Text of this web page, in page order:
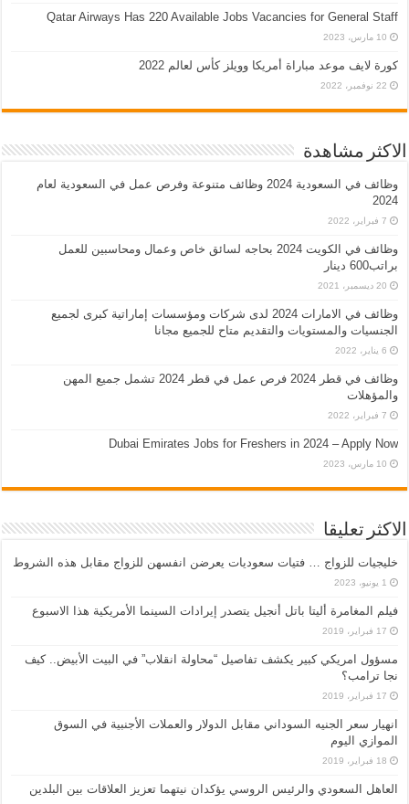
Qatar Airways Has 220 Available Jobs Vacancies for General Staff
10 مارس، 2023
كورة لايف موعد مباراة أمريكا وويلز كأس لعالم 2022
22 نوفمبر، 2022
الاكثر مشاهدة
وظائف في السعودية 2024 وظائف متنوعة وفرص عمل في السعودية لعام
2024
7 فبراير، 2022
وظائف في الكويت 2024 بحاجه لسائق خاص وعمال ومحاسبين للعمل
براتب600 دينار
20 ديسمبر، 2021
وظائف في الامارات 2024 لدى شركات ومؤسسات إماراتية كبرى لجميع
الجنسيات والمستويات والتقديم متاح للجميع مجانا
6 يناير، 2022
وظائف في قطر 2024 فرص عمل في قطر 2024 تشمل جميع المهن
والمؤهلات
7 فبراير، 2022
Dubai Emirates Jobs for Freshers in 2024 – Apply Now
10 مارس، 2023
الاكثر تعليقا
خليجيات للزواج … فتيات سعوديات يعرضن انفسهن للزواج مقابل هذه الشروط
1 يونيو، 2023
فيلم المغامرة أليتا‭ ‬باتل أنجيل يتصدر إيرادات السينما الأمريكية هذا الاسبوع
17 فبراير، 2019
مسؤول امريكي كبير يكشف تفاصيل “محاولة انقلاب” في البيت الأبيض.. كيف
نجا ترامب؟
17 فبراير، 2019
انهيار سعر الجنيه السوداني مقابل الدولار والعملات الأجنبية في السوق
الموازي اليوم
18 فبراير، 2019
العاهل السعودي والرئيس الروسي يؤكدان نيتهما تعزيز العلاقات بين البلدين